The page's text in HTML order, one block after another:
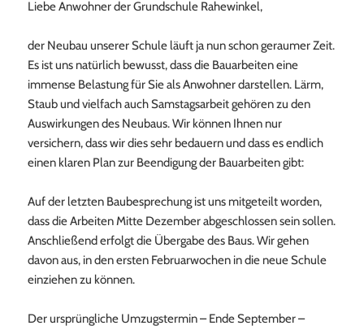
Liebe Anwohner der Grundschule Rahewinkel,
der Neubau unserer Schule läuft ja nun schon geraumer Zeit.
Es ist uns natürlich bewusst, dass die Bauarbeiten eine
immense Belastung für Sie als Anwohner darstellen. Lärm,
Staub und vielfach auch Samstagsarbeit gehören zu den
Auswirkungen des Neubaus. Wir können Ihnen nur
versichern, dass wir dies sehr bedauern und dass es endlich
einen klaren Plan zur Beendigung der Bauarbeiten gibt:
Auf der letzten Baubesprechung ist uns mitgeteilt worden,
dass die Arbeiten Mitte Dezember abgeschlossen sein sollen.
Anschließend erfolgt die Übergabe des Baus. Wir gehen
davon aus, in den ersten Februarwochen in die neue Schule
einziehen zu können.
Der ursprüngliche Umzugstermin – Ende September –